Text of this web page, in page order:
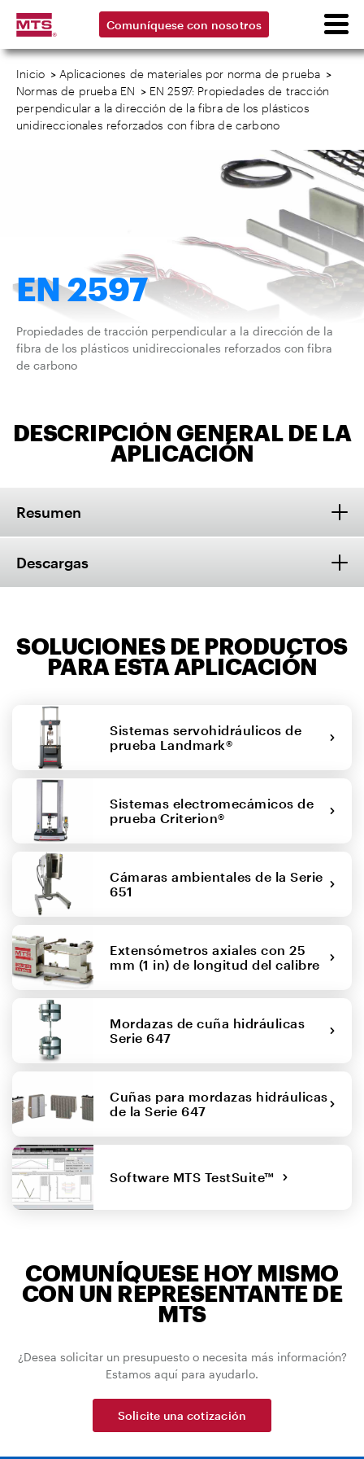
Comuníquese con nosotros
Inicio > Aplicaciones de materiales por norma de prueba >
Normas de prueba EN > EN 2597: Propiedades de tracción
perpendicular a la dirección de la fibra de los plásticos
unidireccionales reforzados con fibra de carbono
EN 2597
Propiedades de tracción perpendicular a la dirección de la
fibra de los plásticos unidireccionales reforzados con fibra
de carbono
DESCRIPCIÓN GENERAL DE LA
APLICACIÓN
Resumen
Descargas
SOLUCIONES DE PRODUCTOS
PARA ESTA APLICACIÓN
Sistemas servohidráulicos de
prueba Landmark®
Sistemas electromecámicos de
prueba Criterion®
Cámaras ambientales de la Serie
651
Extensómetros axiales con 25
mm (1 in) de longitud del calibre
Mordazas de cuña hidráulicas
Serie 647
Cuñas para mordazas hidráulicas
de la Serie 647
Software MTS TestSuite™
COMUNÍQUESE HOY MISMO
CON UN REPRESENTANTE DE
MTS
¿Desea solicitar un presupuesto o necesita más información?
Estamos aquí para ayudarlo.
Solicite una cotización